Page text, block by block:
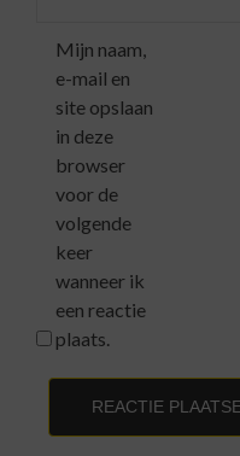
Mijn naam,
e-mail en
site opslaan
in deze
browser
voor de
volgende
keer
wanneer ik
een reactie
plaats.